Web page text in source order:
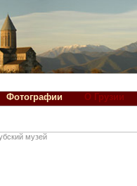
Фотографии О Грузии
музей